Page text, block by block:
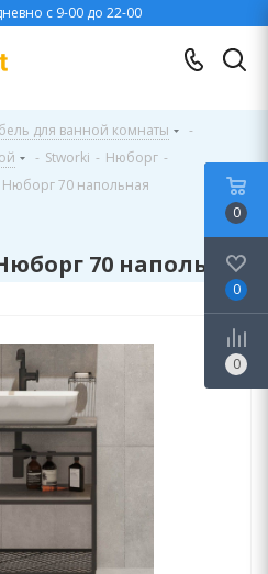
с 9-00 до 22-00
для ванной комнаты
-
- Stworki - Нюборг -
Нюборг 70 напольная
70 напольная
0
0
0